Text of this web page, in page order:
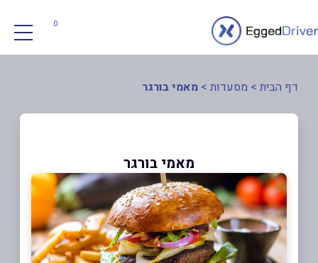
0
דף הבית > מסעדות > מאמי בורגר
מאמי בורגר